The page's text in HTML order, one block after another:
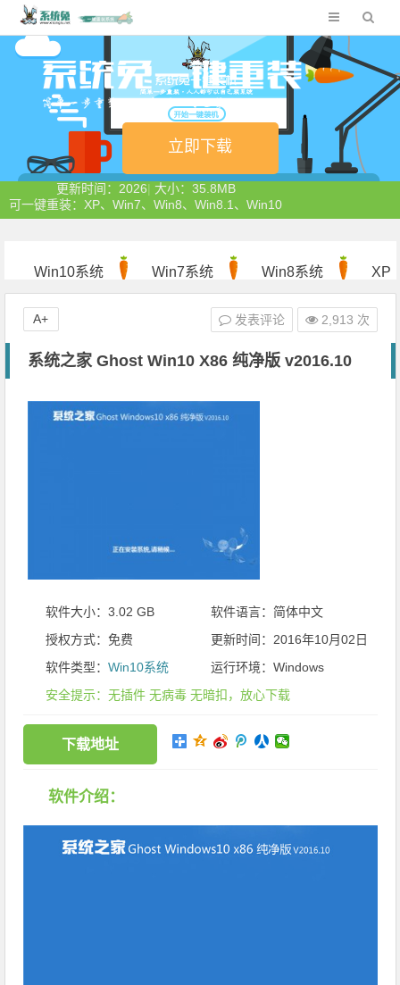
立即下载
更新时间：2026| 大小：35.8MB
可一键重装：XP、Win7、Win8、Win8.1、Win10
Win10系统 Win7系统 Win8系统 XP
系统之家 Ghost Win10 X86 纯净版 v2016.10
软件大小：3.02 GB
软件语言：简体中文
授权方式：免费
更新时间：2016年10月02日
软件类型： Win10系统
运行环境：Windows
安全提示：无插件 无病毒 无暗扣，放心下载
下载地址
软件介绍：
发表评论 2,913 次
A+